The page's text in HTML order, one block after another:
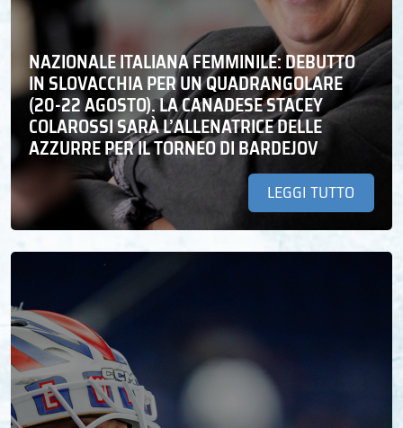
NAZIONALE ITALIANA FEMMINILE: DEBUTTO
IN SLOVACCHIA PER UN QUADRANGOLARE
(20-22 AGOSTO). LA CANADESE STACEY
COLAROSSI SARÀ L’ALLENATRICE DELLE
AZZURRE PER IL TORNEO DI BARDEJOV
LEGGI TUTTO